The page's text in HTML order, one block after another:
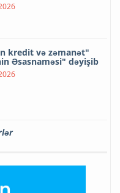
kredit və zəmanət"
Əsasnaməsi" dəyişib